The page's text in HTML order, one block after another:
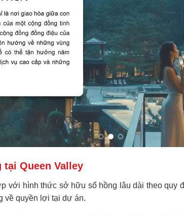
Queen Valley
với hình thức sở hữu sổ hồng lâu dài theo
về quyền lợi tại dự án.